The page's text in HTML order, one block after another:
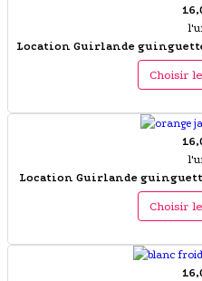
Location Guirlande guinguette
Choisir
Location Guirlande guinguette
Choisir